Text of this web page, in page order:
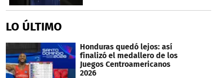
LO ÚLTIMO
Honduras quedó lejos: así
finalizó el medallero de los
Juegos Centroamericanos
2026